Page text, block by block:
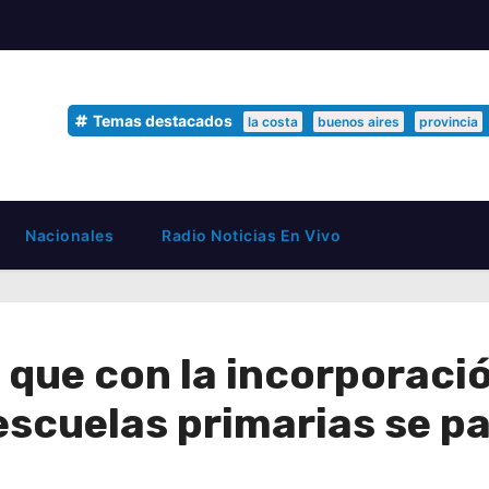
Temas destacados la costa buenos aires provincia
Nacionales Radio Noticias En Vivo
con la
primarias se